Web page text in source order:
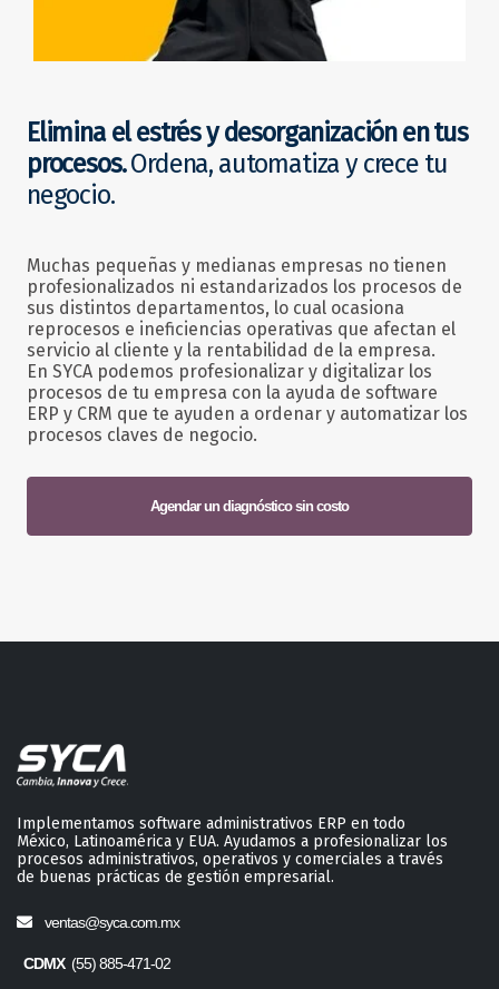
Elimina el estrés y desorganización en tus
procesos.Ordena, automatiza y crece tu
negocio.
Muchas pequeñas y medianas empresas no tienen
profesionalizados ni estandarizados los procesos de
sus distintos departamentos, lo cual ocasiona
reprocesos e ineficiencias operativas que afectan el
servicio al cliente y la rentabilidad de la empresa.
En SYCA podemos profesionalizar y digitalizar los
procesos de tu empresa con la ayuda de software
ERP y CRM que te ayuden a ordenar y automatizar los
procesos claves de negocio.
Agendar un diagnóstico sin costo
Implementamos software administrativos ERP en todo
México, Latinoamérica y EUA. Ayudamos a profesionalizar los
procesos administrativos, operativos y comerciales a través
de buenas prácticas de gestión empresarial.
ventas@syca.com.mx
CDMX(55) 885-471-02